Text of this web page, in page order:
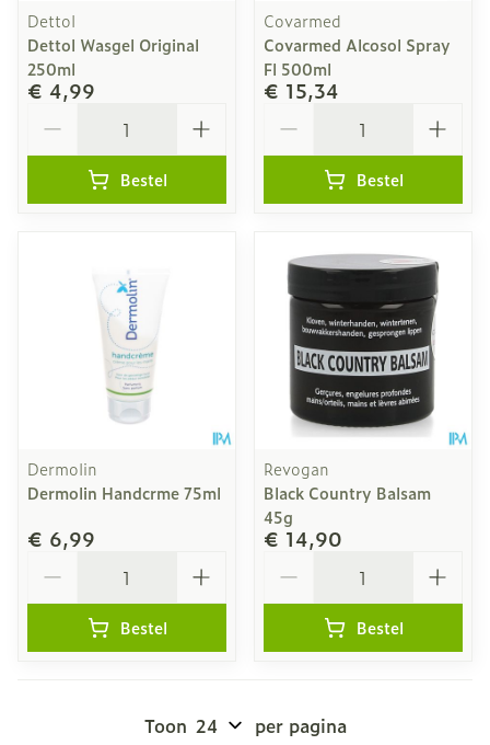
Dettol
Dettol Wasgel Original
250ml
€ 4,99
Bestel
Covarmed
Covarmed Alcosol Spray
Fl 500ml
€ 15,34
Bestel
Dermolin
Dermolin Handcrme 75ml
€ 6,99
Bestel
Revogan
Black Country Balsam
45g
€ 14,90
Bestel
Toon per pagina